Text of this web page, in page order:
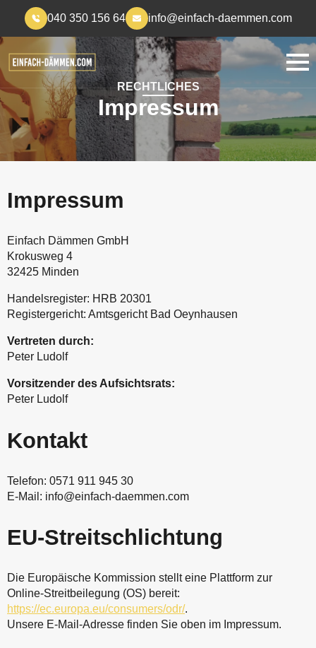
040 350 156 64 info@einfach-daemmen.com
RECHTLICHES
Impressum
Impressum
Einfach Dämmen GmbH
Krokusweg 4
32425 Minden
Handelsregister: HRB 20301
Registergericht: Amtsgericht Bad Oeynhausen
Vertreten durch:
Peter Ludolf
Vorsitzender des Aufsichtsrats:
Peter Ludolf
Kontakt
Telefon: 0571 911 945 30
E-Mail: info@einfach-daemmen.com
EU-Streitschlichtung
Die Europäische Kommission stellt eine Plattform zur
Online-Streitbeilegung (OS) bereit:
https://ec.europa.eu/consumers/odr/.
Unsere E-Mail-Adresse finden Sie oben im Impressum.